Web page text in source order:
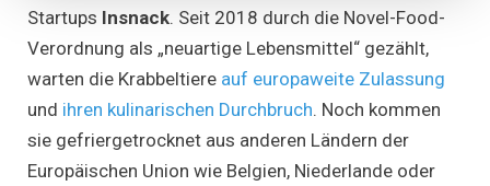
Startups Insnack. Seit 2018 durch die Novel-Food-
Verordnung als „neuartige Lebensmittel“ gezählt,
warten die Krabbeltiere auf europaweite Zulassung
und ihren kulinarischen Durchbruch. Noch kommen
sie gefriergetrocknet aus anderen Ländern der
Europäischen Union wie Belgien, Niederlande oder